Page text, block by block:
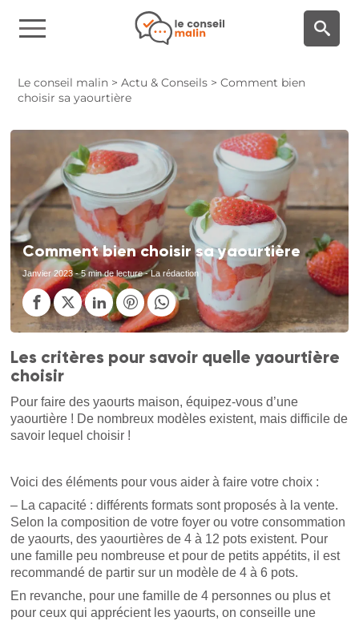
Le conseil malin >Actu & Conseils >Comment bien
choisir sa yaourtière
Comment bien choisir sa yaourtière
Janvier 2023- 5 min de lecture - La rédaction
Les critères pour savoir quelle yaourtière
choisir
Pour faire des yaourts maison, équipez-vous d’une
yaourtière ! De nombreux modèles existent, mais difficile de
savoir lequel choisir !
Voici des éléments pour vous aider à faire votre choix :
– La capacité : différents formats sont proposés à la vente.
Selon la composition de votre foyer ou votre consommation
de yaourts, des yaourtières de 4 à 12 pots existent. Pour
une famille peu nombreuse et pour de petits appétits, il est
recommandé de partir sur un modèle de 4 à 6 pots.
En revanche, pour une famille de 4 personnes ou plus et
pour ceux qui apprécient les yaourts, on conseille une